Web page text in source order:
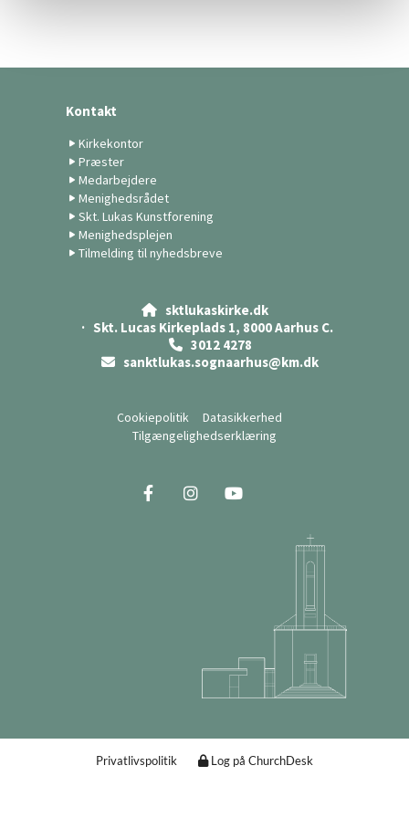
Kontakt
Kirkekontor
Præster
Medarbejdere
Menighedsrådet
Skt. Lukas Kunstforening
Menighedsplejen
Tilmelding til nyhedsbreve
sktlukaskirke.dk
· Skt. Lucas Kirkeplads 1, 8000 Aarhus C.
3012 4278
 sanktlukas.sognaarhus@km.dk
Cookiepolitik
Datasikkerhed
Tilgængelighedserklæring
Privatlivspolitik Log på ChurchDesk